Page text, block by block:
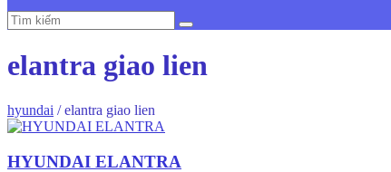
elantra giao lien
hyundai /elantra giao lien
HYUNDAI ELANTRA